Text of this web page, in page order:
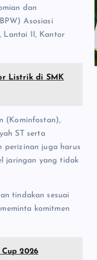
dan
Asosiasi
Lantai II, Kantor
Listrik di SMK
(Kominfostan),
ST serta
perizinan juga harus
jaringan yang tidak
tindakan sesuai
komitmen
2026